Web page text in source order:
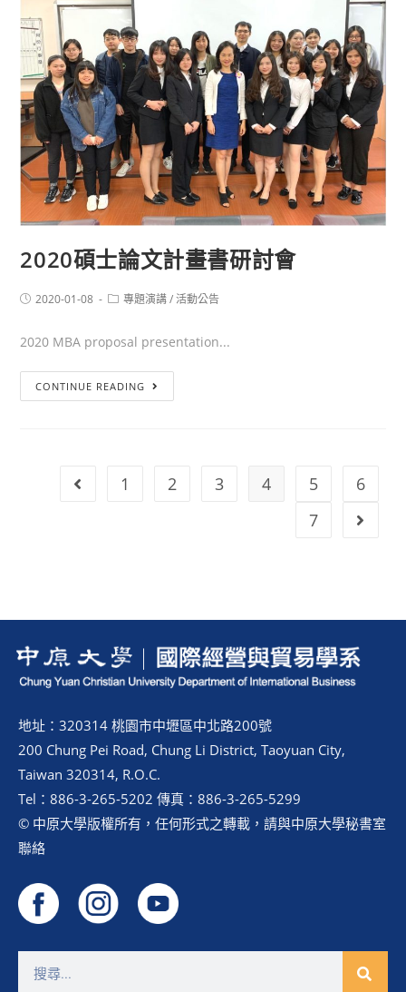
2020碩士論文計畫書研討會
2020-01-08 專題演講 / 活動公告
2020 MBA proposal presentation...
CONTINUE READING
1 2 3 4 5
6
7
地址：320314 桃園市中壢區中北路200號
200 Chung Pei Road, Chung Li District, Taoyuan City,
Taiwan 320314, R.O.C.
Tel：886-3-265-5202 傳真：886-3-265-5299
© 中原大學版權所有，任何形式之轉載，請與中原大學秘書室
聯絡